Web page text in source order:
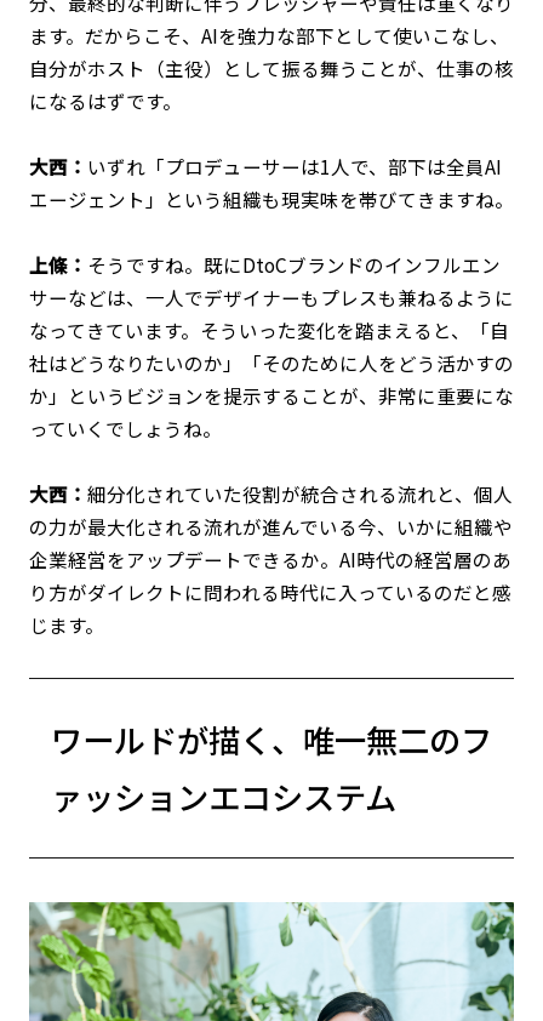
ます。だからこそ、AIを強力な部下として使いこなし、
自分がホスト（主役）として振る舞うことが、仕事の核
になるはずです。
大西： いずれ「プロデューサーは1人で、部下は全員AI
エージェント」という組織も現実味を帯びてきますね。
上條： そうですね。既にDtoCブランドのインフルエン
サーなどは、一人でデザイナーもプレスも兼ねるように
なってきています。そういった変化を踏まえると、「自
社はどうなりたいのか」「そのために人をどう活かすの
か」というビジョンを提示することが、非常に重要にな
っていくでしょうね。
大西： 細分化されていた役割が統合される流れと、個人
の力が最大化される流れが進んでいる今、いかに組織や
企業経営をアップデートできるか。AI時代の経営層のあ
り方がダイレクトに問われる時代に入っているのだと感
じます。
ワールドが描く、唯一無二のフ
ァッションエコシステム